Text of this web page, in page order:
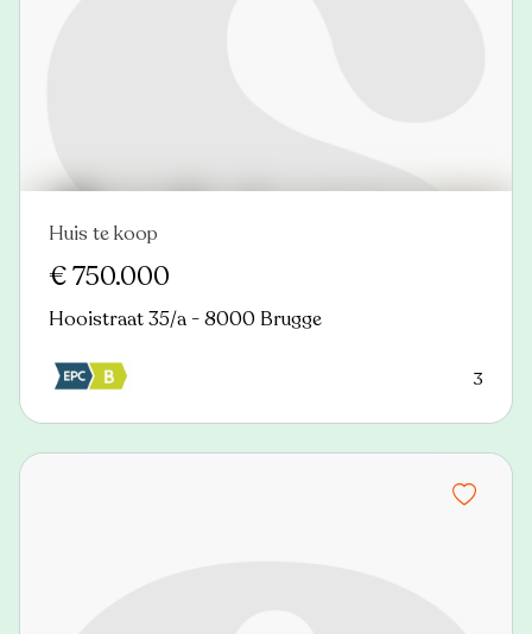
Nieuw
Huis te koop
€ 750.000
Hooistraat 35/a - 8000 Brugge
3